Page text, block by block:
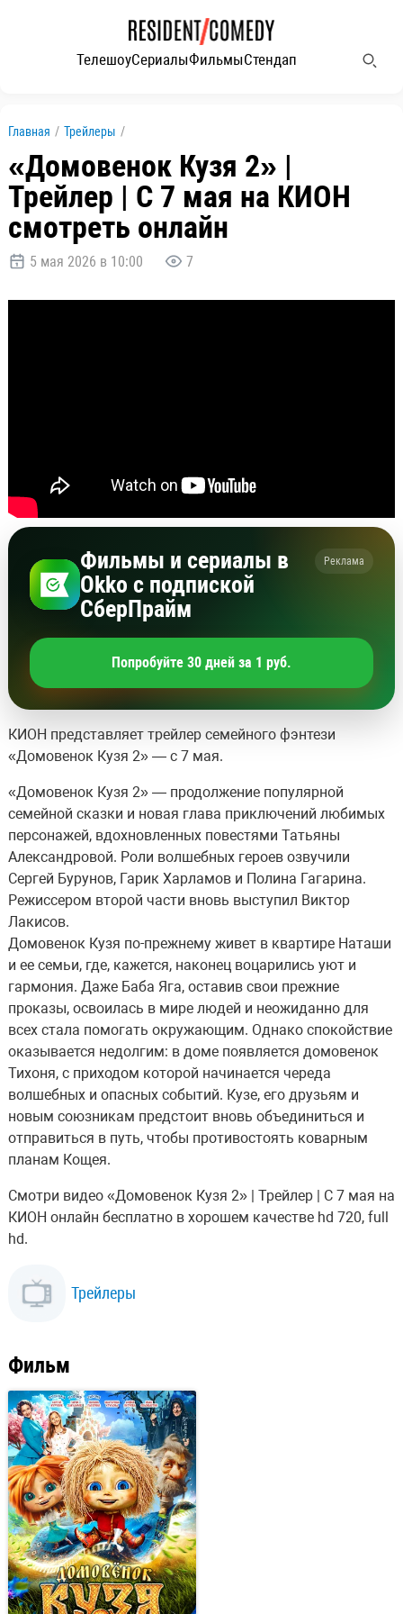
ТелешоуСериалыФильмыСтендап
Главная / Трейлеры /
«Домовенок Кузя 2» |
Трейлер | С 7 мая на КИОН
смотреть онлайн
5 мая 2026 в 10:00 7
Фильмы и сериалы в
Okko с подпиской
СберПрайм
Реклама
Попробуйте 30 дней за 1 руб.
КИОН представляет трейлер семейного фэнтези
«Домовенок Кузя 2» — с 7 мая.
«Домовенок Кузя 2» — продолжение популярной
семейной сказки и новая глава приключений любимых
персонажей, вдохновленных повестями Татьяны
Александровой. Роли волшебных героев озвучили
Сергей Бурунов, Гарик Харламов и Полина Гагарина.
Режиссером второй части вновь выступил Виктор
Лакисов.
Домовенок Кузя по-прежнему живет в квартире Наташи
и ее семьи, где, кажется, наконец воцарились уют и
гармония. Даже Баба Яга, оставив свои прежние
проказы, освоилась в мире людей и неожиданно для
всех стала помогать окружающим. Однако спокойствие
оказывается недолгим: в доме появляется домовенок
Тихоня, с приходом которой начинается череда
волшебных и опасных событий. Кузе, его друзьям и
новым союзникам предстоит вновь объединиться и
отправиться в путь, чтобы противостоять коварным
планам Кощея.
Смотри видео «Домовенок Кузя 2» | Трейлер | С 7 мая на
КИОН онлайн бесплатно в хорошем качестве hd 720, full
hd.
Трейлеры
Фильм